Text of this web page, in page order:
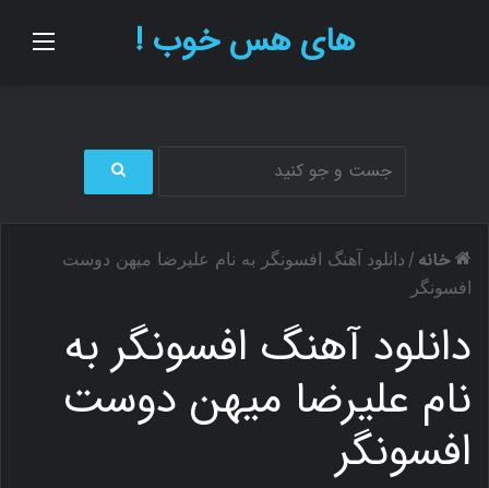
های هس خوب !
ج
ج
ی
خانه / دانلود آهنگ افسونگر به نام علیرضا میهن دوست
افسونگر
دانلود آهنگ افسونگر به
نام علیرضا میهن دوست
افسونگر